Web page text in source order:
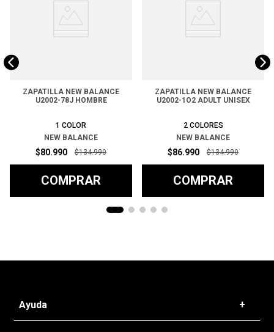
ZAPATILLA NEW BALANCE
U2002-78J HOMBRE
1 COLOR
NEW BALANCE
$80.990 $134.990
COMPRAR
ZAPATILLA NEW BALANCE
U2002-1O2 ADULT UNISEX
2 COLORES
NEW BALANCE
$86.990 $134.990
COMPRAR
Ayuda +